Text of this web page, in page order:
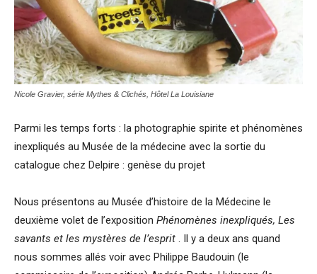
Nicole Gravier, série Mythes & Clichés, Hôtel La Louisiane
Parmi les temps forts : la photographie spirite et phénomènes
inexpliqués au Musée de la médecine avec la sortie du
catalogue chez Delpire : genèse du projet
Nous présentons au Musée d’histoire de la Médecine le
deuxième volet de l’exposition Phénomènes inexpliqués, Les
savants et les mystères de l’esprit . Il y a deux ans quand
nous sommes allés voir avec Philippe Baudouin (le